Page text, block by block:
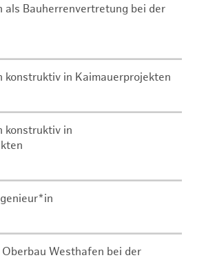
als Bauherrenvertretung bei der
konstruktiv in Kaimauerprojekten
konstruktiv in
Westhafen bei der